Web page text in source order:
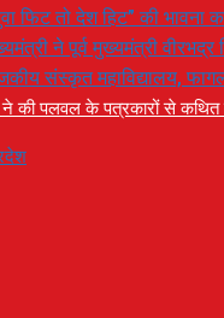
फिट तो देश हिट” की भावना
ने पूर्व मुख्यमंत्री
संस्कृत महाविद्यालय,
ने की पलवल के पत्रकारों से कथित